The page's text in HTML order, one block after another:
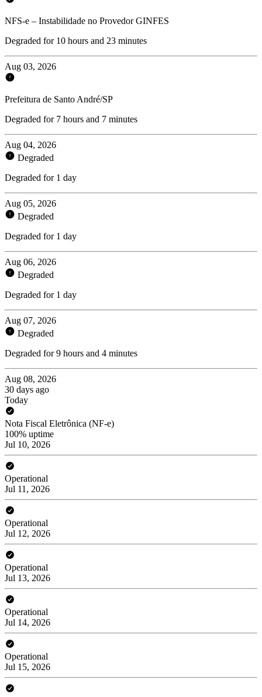
NFS-e – Instabilidade no Provedor GINFES
Degraded for 10 hours and 23 minutes
Aug 03, 2026
Prefeitura de Santo André/SP
Degraded for 7 hours and 7 minutes
Aug 04, 2026
Degraded
Degraded for 1 day
Aug 05, 2026
Degraded
Degraded for 1 day
Aug 06, 2026
Degraded
Degraded for 1 day
Aug 07, 2026
Degraded
Degraded for 9 hours and 4 minutes
Aug 08, 2026
30 days ago
Today
Nota Fiscal Eletrônica (NF-e)
100% uptime
Jul 10, 2026
Operational
Jul 11, 2026
Operational
Jul 12, 2026
Operational
Jul 13, 2026
Operational
Jul 14, 2026
Operational
Jul 15, 2026